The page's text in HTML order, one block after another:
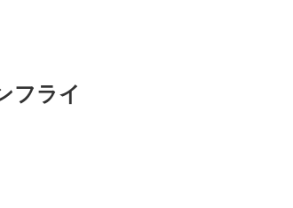
フライ